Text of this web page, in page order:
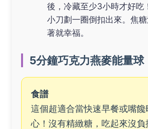
後，冷藏至少3小時才好吃
小刀劃一圈倒扣出來。焦
著就幸福。
5分鐘巧克力燕麥能量球
食譜
這個超適合當快速早餐或嘴
心！沒有精緻糖，吃起來沒負